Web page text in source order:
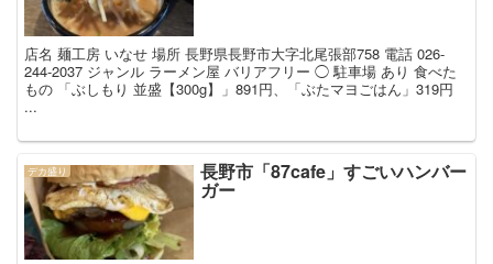
店名 麺工房 いなせ 場所 長野県長野市大字北尾張部758 電話 026-
244-2037 ジャンル ラーメン屋 バリアフリー ◯ 駐車場 あり 食べた
もの 「ぶしもり 並盛【300g】」891円、「ぶたマヨごはん」319円
...
デカ盛り 長野市「87cafe」すごいハンバー
ガー